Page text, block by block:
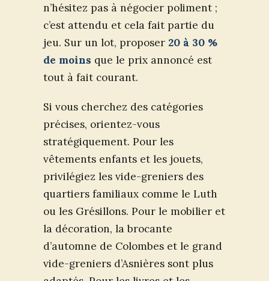
n’hésitez pas à négocier poliment ;
c’est attendu et cela fait partie du
jeu. Sur un lot, proposer 20 à 30 %
de moins que le prix annoncé est
tout à fait courant.
Si vous cherchez des catégories
précises, orientez-vous
stratégiquement. Pour les
vêtements enfants et les jouets,
privilégiez les vide-greniers des
quartiers familiaux comme le Luth
ou les Grésillons. Pour le mobilier et
la décoration, la brocante
d’automne de Colombes et le grand
vide-greniers d’Asnières sont plus